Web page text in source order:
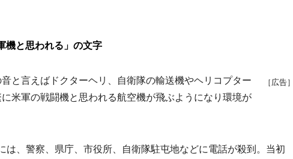
機と思われる」の文字
［広告］
と言えばドクターヘリ、自衛隊の輸送機やヘリコプター
米軍の戦闘機と思われる航空機が飛ぶようになり環境が
、警察、県庁、市役所、自衛隊駐屯地などに電話が殺到。当初